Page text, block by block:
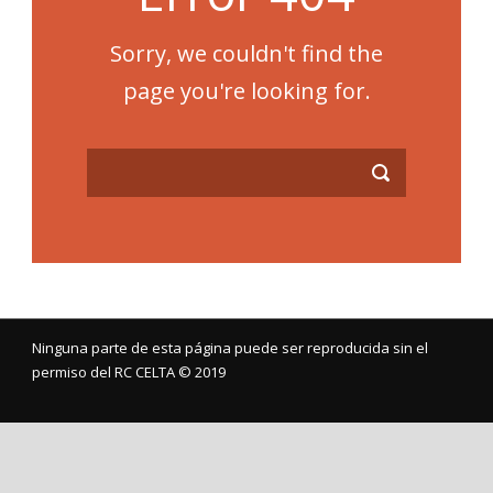
Sorry, we couldn't find the
page you're looking for.
Ninguna parte de esta página puede ser reproducida sin el
permiso del RC CELTA ©️ 2019